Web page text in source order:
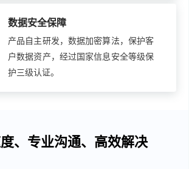
数据安全保障
产品自主研发，数据加密算法，保护客
户数据资产，经过国家信息安全等级保
护三级认证。
、专业沟通、高效解决